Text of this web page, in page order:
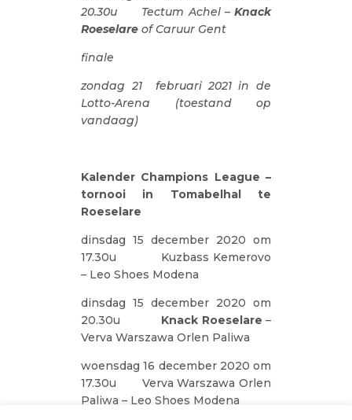
20.30u Tectum Achel – Knack
Roeselare of Caruur Gent
finale
zondag 21 februari 2021 in de
Lotto-Arena (toestand op
vandaag)
Kalender Champions League –
tornooi in Tomabelhal te
Roeselare
dinsdag 15 december 2020 om
17.30u Kuzbass Kemerovo
– Leo Shoes Modena
dinsdag 15 december 2020 om
20.30u Knack Roeselare –
Verva Warszawa Orlen Paliwa
woensdag 16 december 2020 om
17.30u Verva Warszawa Orlen
Paliwa – Leo Shoes Modena